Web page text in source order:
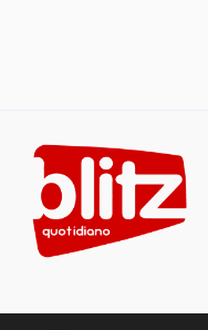
content